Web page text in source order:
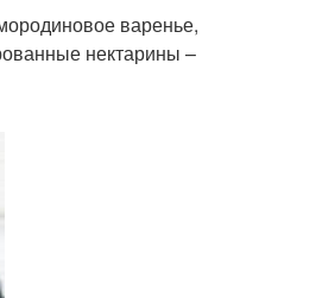
варенье,
нектарины –